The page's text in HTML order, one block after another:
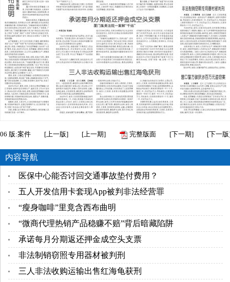
06 版:案件 [上一版] [上一期] 完整版面 [下一期] [下一版
内容导航
医保中心能否讨回交通事故垫付费用？
五人开发信用卡套现App被判非法经营罪
“瘦身咖啡”里竟含西布曲明
“微商代理热销产品稳赚不赔”背后暗藏陷阱
承诺每月分期返还押金成空头支票
非法制销窃照专用器材被判刑
三人非法收购运输出售红海龟获刑